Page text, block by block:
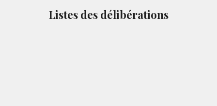
Listes des délibérations